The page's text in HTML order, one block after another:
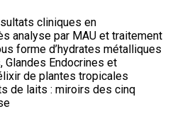
cliniques en
analyse par MAU et traitement
forme d’hydrates métalliques
Glandes Endocrines et
de plantes tropicales
de laits : miroirs des cinq